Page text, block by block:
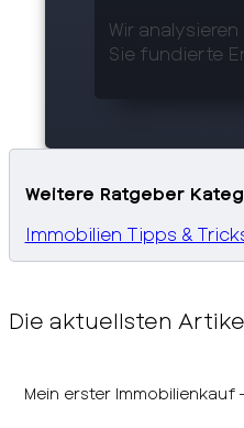
Wir
Sie fundierte
Weitere Ratgeber
Immobilien Tipps &
Die aktuellsten
Mein erster Immobilienkauf